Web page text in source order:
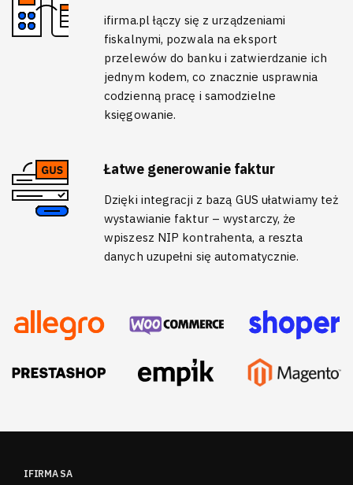
ifirma.pl łączy się z urządzeniami
fiskalnymi, pozwala na eksport
przelewów do banku i zatwierdzanie ich
jednym kodem, co znacznie usprawnia
codzienną pracę i samodzielne
księgowanie.
Łatwe generowanie faktur
Dzięki integracji z bazą GUS ułatwiamy też
wystawianie faktur – wystarczy, że
wpiszesz NIP kontrahenta, a reszta
danych uzupełni się automatycznie.
IFIRMA SA